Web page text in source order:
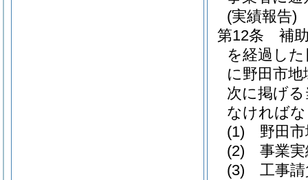
(実績報告)
第12条
補
を経過し
に野田市
次に掲げ
なければ
(1)
野田
(2)
事業
(3)
工事